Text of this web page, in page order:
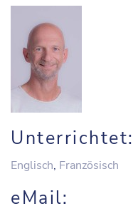
Unterrichtet:
Englisch, Französisch
eMail: